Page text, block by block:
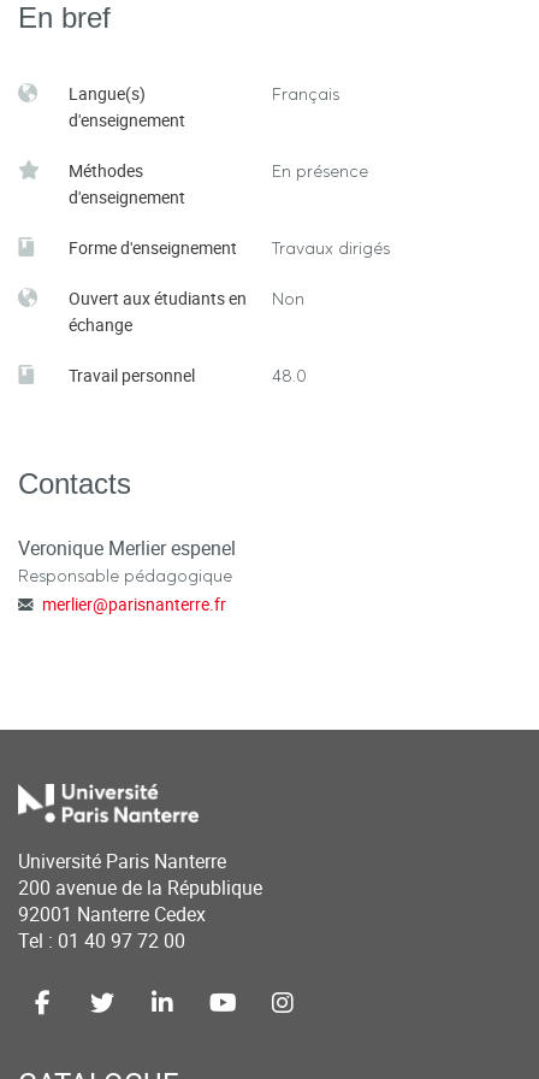
En bref
Langue(s)
d'enseignement
Français
Méthodes
d'enseignement
En présence
Forme d'enseignement Travaux dirigés
Ouvert aux étudiants en
échange
Non
Travail personnel 48.0
Contacts
Veronique Merlier espenel
Responsable pédagogique
merlier@parisnanterre.fr
Université Paris Nanterre
200 avenue de la République
92001 Nanterre Cedex
Tel : 01 40 97 72 00